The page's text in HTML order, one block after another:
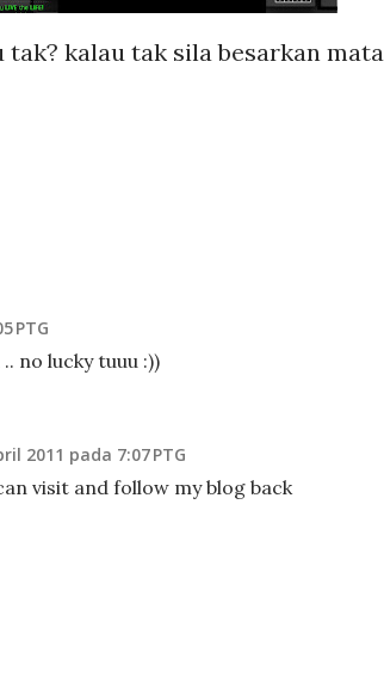
kalau tak sila besarkan
PTG
no lucky tuuu :))
2011 pada 7:07 PTG
visit and follow my blog back